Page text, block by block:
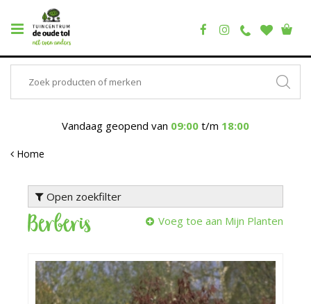
Vandaag geopend van 09:00 t/m 18:00
Home
Open zoekfilter
Berberis Voeg toe aan Mijn Planten